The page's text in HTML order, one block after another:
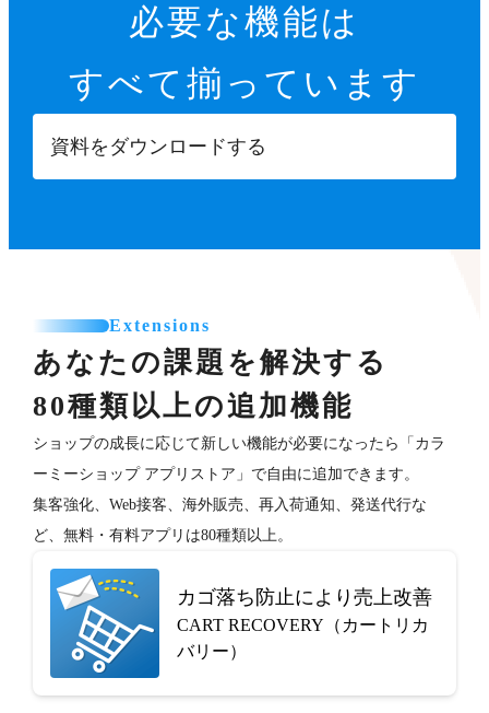
必要な機能は
すべて揃っています
資料をダウンロードする
Extensions
あなたの課題を解決する
80種類以上の追加機能
ショップの成長に応じて新しい機能が必要になったら「カラ
ーミーショップ アプリストア」で自由に追加できます。
集客強化、Web接客、海外販売、再入荷通知、発送代行な
ど、無料・有料アプリは80種類以上。
カゴ落ち防止により売上改善
CART RECOVERY（カートリカ
バリー）